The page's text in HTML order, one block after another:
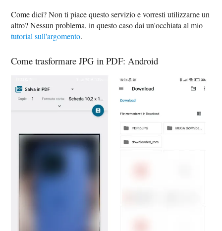
Come dici? Non ti piace questo servizio e vorresti utilizzarne un
altro? Nessun problema, in questo caso dai un'occhiata al mio
tutorial sull'argomento.
Come trasformare JPG in PDF: Android